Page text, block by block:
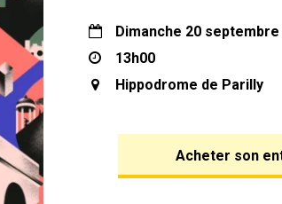
dimanche 20
13h00
Hippodrome de Parilly
Acheter son